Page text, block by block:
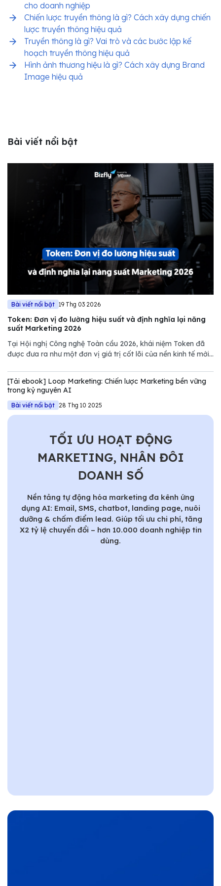
cho doanh nghiệp
Chiến lược truyền thông là gì? Cách xây dựng chiến
lược truyền thông hiệu quả
Truyền thông là gì? Vai trò và các bước lập kế
hoạch truyền thông hiệu quả
Hình ảnh thương hiệu là gì? Cách xây dựng Brand
Image hiệu quả
Bài viết nổi bật
Bài viết nổi bật 19 Thg 03 2026
Token: Đơn vị đo lường hiệu suất và định nghĩa lại năng
suất Marketing 2026
Tại Hội nghị Công nghệ Toàn cầu 2026, khái niệm Token đã
được đưa ra như một đơn vị giá trị cốt lõi của nền kinh tế mới.
chúng ta sẽ bỏ lỡ một bước ngoặt quan trọng trong quản trị
Marketing.
[Tải ebook] Loop Marketing: Chiến lược Marketing bền vững
trong kỷ nguyên AI
Bài viết nổi bật 28 Thg 10 2025
TỐI ƯU HOẠT ĐỘNG
MARKETING, NHÂN ĐÔI
DOANH SỐ
Nền tảng tự động hóa marketing đa kênh ứng
dụng AI: Email, SMS, chatbot, landing page, nuôi
dưỡng & chấm điểm lead. Giúp tối ưu chi phí, tăng
X2 tỷ lệ chuyển đổi – hơn 10.000 doanh nghiệp tin
dùng.